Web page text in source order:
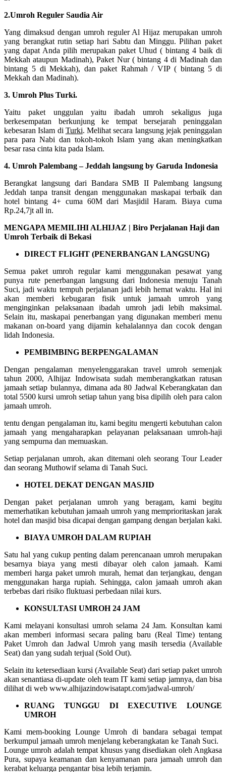
2.Umroh Reguler Saudia Air
Yang dimaksud dengan umroh reguler Al Hijaz merupakan umroh
yang berangkat rutin setiap hari Sabtu dan Minggu. Pilihan paket
yang dapat Anda pilih merupakan paket Uhud ( bintang 4 baik di
Mekkah ataupun Madinah), Paket Nur ( bintang 4 di Madinah dan
bintang 5 di Mekkah), dan paket Rahmah / VIP ( bintang 5 di
Mekkah dan Madinah).
3. Umroh Plus Turki.
Yaitu paket unggulan yaitu ibadah umroh sekaligus juga
berkesempatan berkunjung ke tempat bersejarah peninggalan
kebesaran Islam di Turki. Melihat secara langsung jejak peninggalan
para para Nabi dan tokoh-tokoh Islam yang akan meningkatkan
besar rasa cinta kita pada Islam.
4. Umroh Palembang – Jeddah langsung by Garuda Indonesia
Berangkat langsung dari Bandara SMB II Palembang langsung
Jeddah tanpa transit dengan menggunakan maskapai terbaik dan
hotel bintang 4+ cuma 60M dari Masjidil Haram. Biaya cuma
Rp.24,7jt all in.
MENGAPA MEMILIHI ALHIJAZ | Biro Perjalanan Haji dan
Umroh Terbaik di Bekasi
DIRECT FLIGHT (PENERBANGAN LANGSUNG)
Semua paket umroh regular kami menggunakan pesawat yang
punya rute penerbangan langsung dari Indonesia menuju Tanah
Suci, jadi waktu tempuh perjalanan jadi lebih hemat waktu. Hal ini
akan memberi kebugaran fisik untuk jamaah umroh yang
menginginkan pelaksanaan ibadah umroh jadi lebih maksimal.
Selain itu, maskapai penerbangan yang digunakan memberi menu
makanan on-board yang dijamin kehalalannya dan cocok dengan
lidah Indonesia.
PEMBIMBING BERPENGALAMAN
Dengan pengalaman menyelenggarakan travel umroh semenjak
tahun 2000, Alhijaz Indowisata sudah memberangkatkan ratusan
jamaah setiap bulannya, dimana ada 80 Jadwal Keberangkatan dan
total 5500 kursi umroh setiap tahun yang bisa dipilih oleh para calon
jamaah umroh.
tentu dengan pengalaman itu, kami begitu mengerti kebutuhan calon
jamaah yang mengaharapkan pelayanan pelaksanaan umroh-haji
yang sempurna dan memuaskan.
Setiap perjalanan umroh, akan ditemani oleh seorang Tour Leader
dan seorang Muthowif selama di Tanah Suci.
HOTEL DEKAT DENGAN MASJID
Dengan paket perjalanan umroh yang beragam, kami begitu
memerhatikan kebutuhan jamaah umroh yang memprioritaskan jarak
hotel dan masjid bisa dicapai dengan gampang dengan berjalan kaki.
BIAYA UMROH DALAM RUPIAH
Satu hal yang cukup penting dalam perencanaan umroh merupakan
besarnya biaya yang mesti dibayar oleh calon jamaah. Kami
memberi harga paket umroh murah, hemat dan terjangkau, dengan
menggunakan harga rupiah. Sehingga, calon jamaah umroh akan
terbebas dari risiko fluktuasi perbedaan nilai kurs.
KONSULTASI UMROH 24 JAM
Kami melayani konsultasi umroh selama 24 Jam. Konsultan kami
akan memberi informasi secara paling baru (Real Time) tentang
Paket Umroh dan Jadwal Umroh yang masih tersedia (Available
Seat) dan yang sudah terjual (Sold Out).
Selain itu ketersediaan kursi (Available Seat) dari setiap paket umroh
akan senantiasa di-update oleh team IT kami setiap jamnya, dan bisa
dilihat di web www.alhijazindowisatapt.com/jadwal-umroh/
RUANG TUNGGU DI EXECUTIVE LOUNGE
UMROH
Kami mem-booking Lounge Umroh di bandara sebagai tempat
berkumpul jamaah umroh menjelang keberangkatan ke Tanah Suci.
Lounge umroh adalah tempat khusus yang disediakan oleh Angkasa
Pura, supaya keamanan dan kenyamanan para jamaah umroh dan
kerabat keluarga pengantar bisa lebih terjamin.